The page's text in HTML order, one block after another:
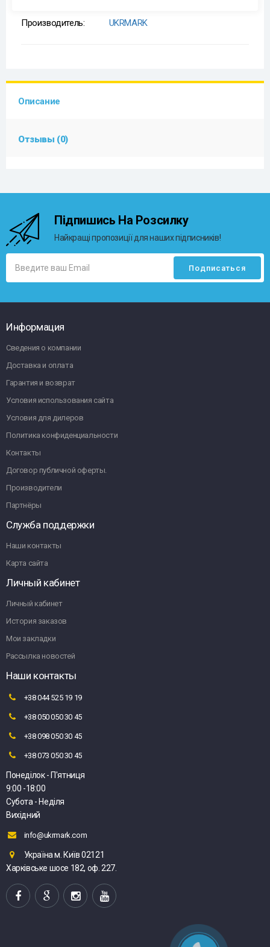
Производитель: UKRMARK
Описание
Отзывы (0)
Підпишись На Розсилку
Найкращі пропозиції для наших підписників!
Информация
Сведения о компании
Доставка и оплата
Гарантия и возврат
Условия использования сайта
Условия для дилеров
Политика конфиденциальности
Контакты
Договор публичной оферты.
Производители
Партнёры
Служба поддержки
Наши контакты
Карта сайта
Личный кабинет
Личный кабинет
История заказов
Мои закладки
Рассылка новостей
Наши контакты
+38 044 525 19 19
+38 050 050 30 45
+38 098 050 30 45
+38 073 050 30 45
Понеділок - П'ятниця
9:00 -18:00
Субота - Неділя
Вихідний
info@ukrmark.com
Україна м. Київ 02121
Харківське шосе 182, оф. 227.